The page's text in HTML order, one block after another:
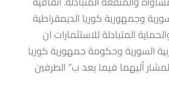
وجمهورية كوريا الديمقراطية
المتبادلة للاستثمارات ان
السورية وحكومة جمهورية كوريا
أليهما فيما بعد ب” الطرفين